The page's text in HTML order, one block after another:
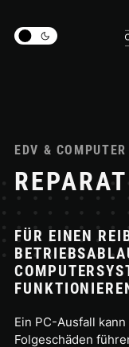
dark_mode
EDV &
FÜR EINEN
Ein PC-Ausfall
Folgeschäden